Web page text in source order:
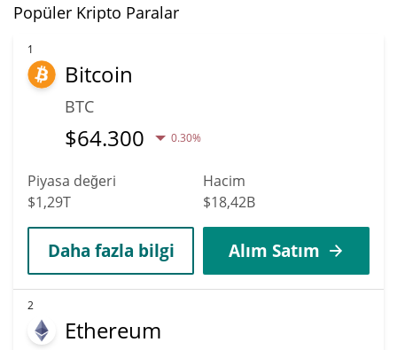
Popüler Kripto Paralar
1
Bitcoin
BTC
$64.300 0.30%
Piyasa değeri
$1,29T
Hacim
$18,42B
Daha fazla bilgi Alım Satım
2
Ethereum